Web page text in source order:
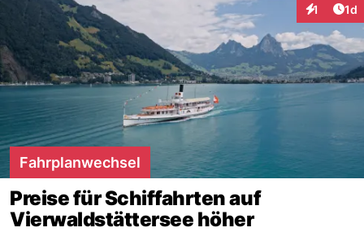
1 1d
Fahrplanwechsel
Preise für Schiffahrten auf
Vierwaldstättersee höher